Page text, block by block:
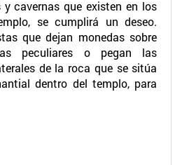
cavernas que existen en los
se cumplirá un deseo.
que dejan monedas sobre
peculiares o pegan las
de la roca que se sitúa
dentro del templo, para